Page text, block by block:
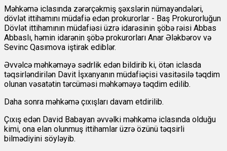
Məhkəmə iclasında zərərçəkmiş şəxslərin nümayəndələri,
dövlət ittihamını müdafiə edən prokurorlar - Baş Prokurorluğun
Dövlət ittihamının müdafiəsi üzrə idarəsinin şöbə rəisi Abbas
Abbaslı, həmin idarənin şöbə prokurorları Anar Ələkbərov və
Sevinc Qasımova iştirak ediblər.
Əvvəlcə məhkəməyə sədrlik edən bildirib ki, ötən iclasda
təqsirləndirilən Davit İşxanyanın müdafiəçisi vasitəsilə təqdim
olunan vəsatətin tərcüməsi məhkəməyə təqdim edilib.
Daha sonra məhkəmə çıxışları davam etdirilib.
Çıxış edən David Babayan əvvəlki məhkəmə iclasında olduğu
kimi, ona elan olunmuş ittihamlar üzrə özünü təqsirli
bilmədiyini söyləyib.